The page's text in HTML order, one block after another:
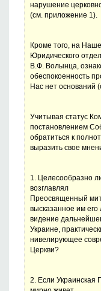
нарушение
(см. приложение 1).
Кроме того, на
Юридического
В.Ф. Волынца,
обеспокоенность
Нас нет оснований
Учитывая статус
постановлением
обратиться к
выразить свое
1. Целесообразно
возглавлял
Преосвященный
высказанное им его
видение
Украине,
нивелирующее
Церкви?
2. Если Украинская